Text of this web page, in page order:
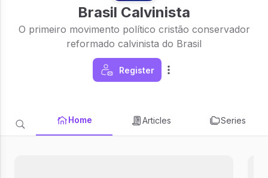
Brasil Calvinista
O primeiro movimento político cristão conservador
reformado calvinista do Brasil
Register
Home Articles Series